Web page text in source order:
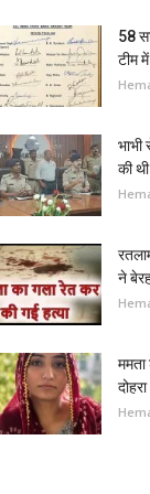
58
टीम
की
ने
ममता